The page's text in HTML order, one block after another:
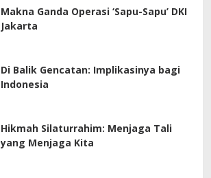
Makna Ganda Operasi ‘Sapu-Sapu’ DKI
Jakarta
Di Balik Gencatan: Implikasinya bagi
Indonesia
Hikmah Silaturrahim: Menjaga Tali
yang Menjaga Kita